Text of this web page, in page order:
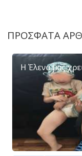
ΠΡΟΣΦΑΤΑ
Η Έλενα μας